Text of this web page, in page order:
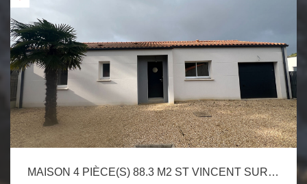
MAISON 4 PIÈCE(S) 88.3 M2 ST VINCENT SUR JARD